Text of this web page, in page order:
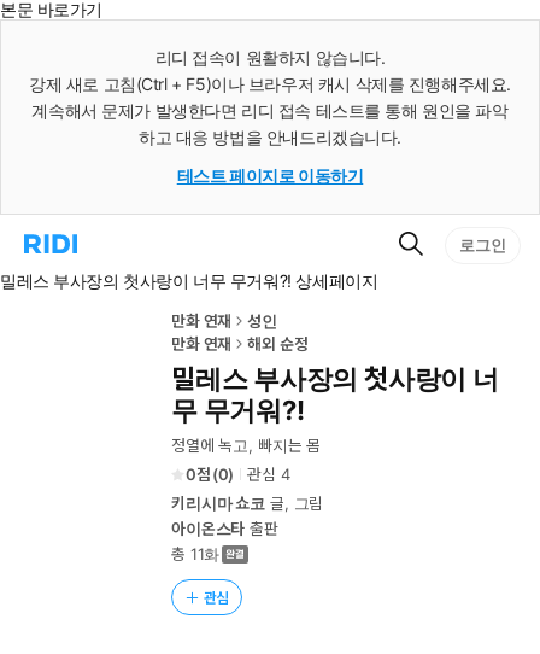
본문 바로가기
리디 접속이 원활하지 않습니다.
강제 새로 고침(Ctrl + F5)이나 브라우저 캐시 삭제를 진행해주세요.
계속해서 문제가 발생한다면 리디 접속 테스트를 통해 원인을 파악
하고 대응 방법을 안내드리겠습니다.
테스트 페이지로 이동하기
리
홈
검
로그인
밀레스 부사장의 첫사랑이 너무 무거워?! 상세페이지
만화 연재
성인
만화 연재
해외 순정
밀레스 부사장의 첫사랑이 너
무 무거워?!
정열에 녹고, 빠지는 몸
0
(0) 관심 4
키리시마 쇼코 글, 그림
아이온스타 출판
총 11화
관심